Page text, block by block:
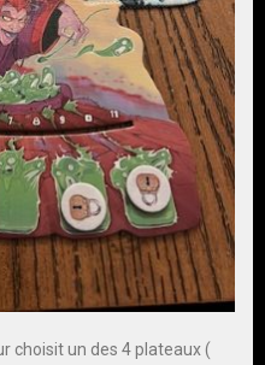
choisit un des 4 plateaux (